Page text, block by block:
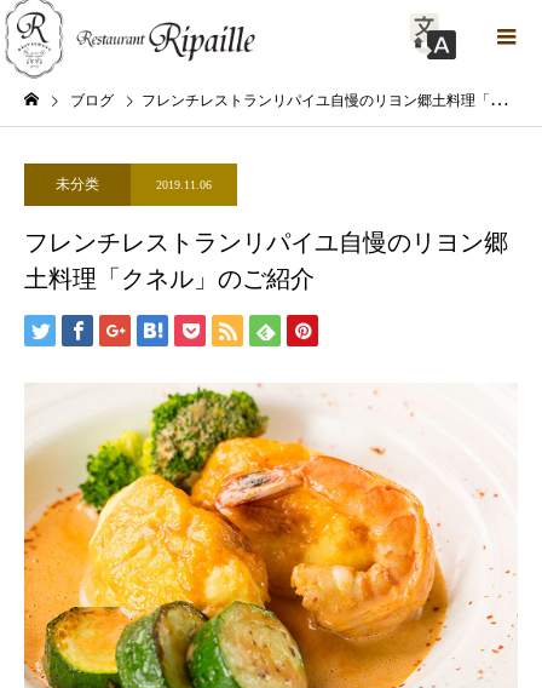
ブログ フレンチレストランリパイユ自慢のリヨン郷土料理「クネル」のご紹介
未分类 2019.11.06
フレンチレストランリパイユ自慢のリヨン郷
土料理「クネル」のご紹介